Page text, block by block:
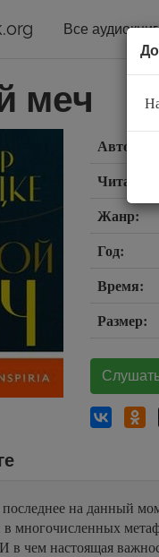
Все
меч
Автор:
Читает:
Жанр:
Год:
Время:
Размер:
на данный
многочисленных
в чем настоящая